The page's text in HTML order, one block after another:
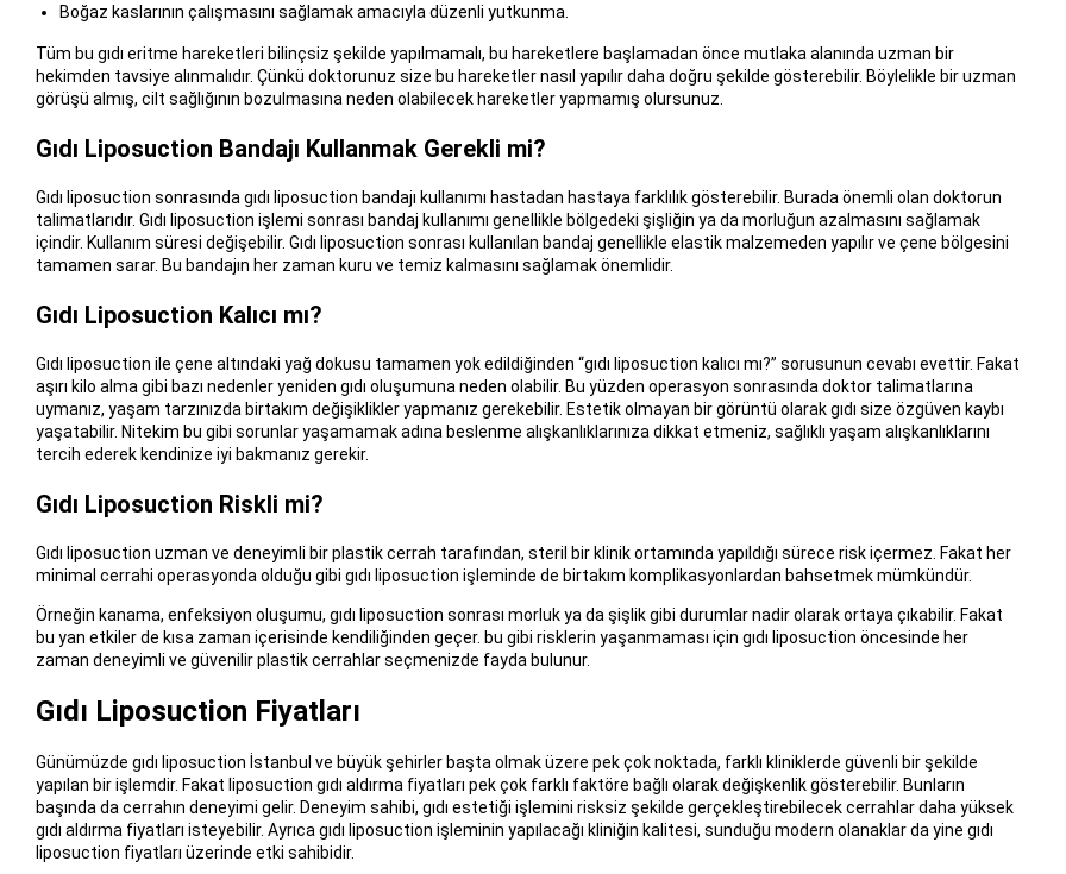
Boğaz kaslarının çalışmasını sağlamak amacıyla düzenli yutkunma.
Tüm bu gıdı eritme hareketleri bilinçsiz şekilde yapılmamalı, bu hareketlere başlamadan önce mutlaka alanında uzman bir
hekimden tavsiye alınmalıdır. Çünkü doktorunuz size bu hareketler nasıl yapılır daha doğru şekilde gösterebilir. Böylelikle bir uzman
görüşü almış, cilt sağlığının bozulmasına neden olabilecek hareketler yapmamış olursunuz.
Gıdı Liposuction Bandajı Kullanmak Gerekli mi?
Gıdı liposuction sonrasında gıdı liposuction bandajı kullanımı hastadan hastaya farklılık gösterebilir. Burada önemli olan doktorun
talimatlarıdır. Gıdı liposuction işlemi sonrası bandaj kullanımı genellikle bölgedeki şişliğin ya da morluğun azalmasını sağlamak
içindir. Kullanım süresi değişebilir. Gıdı liposuction sonrası kullanılan bandaj genellikle elastik malzemeden yapılır ve çene bölgesini
tamamen sarar. Bu bandajın her zaman kuru ve temiz kalmasını sağlamak önemlidir.
Gıdı Liposuction Kalıcı mı?
Gıdı liposuction ile çene altındaki yağ dokusu tamamen yok edildiğinden “gıdı liposuction kalıcı mı?” sorusunun cevabı evettir. Fakat
aşırı kilo alma gibi bazı nedenler yeniden gıdı oluşumuna neden olabilir. Bu yüzden operasyon sonrasında doktor talimatlarına
uymanız, yaşam tarzınızda birtakım değişiklikler yapmanız gerekebilir. Estetik olmayan bir görüntü olarak gıdı size özgüven kaybı
yaşatabilir. Nitekim bu gibi sorunlar yaşamamak adına beslenme alışkanlıklarınıza dikkat etmeniz, sağlıklı yaşam alışkanlıklarını
tercih ederek kendinize iyi bakmanız gerekir.
Gıdı Liposuction Riskli mi?
Gıdı liposuction uzman ve deneyimli bir plastik cerrah tarafından, steril bir klinik ortamında yapıldığı sürece risk içermez. Fakat her
minimal cerrahi operasyonda olduğu gibi gıdı liposuction işleminde de birtakım komplikasyonlardan bahsetmek mümkündür.
Örneğin kanama, enfeksiyon oluşumu, gıdı liposuction sonrası morluk ya da şişlik gibi durumlar nadir olarak ortaya çıkabilir. Fakat
bu yan etkiler de kısa zaman içerisinde kendiliğinden geçer. bu gibi risklerin yaşanmaması için gıdı liposuction öncesinde her
zaman deneyimli ve güvenilir plastik cerrahlar seçmenizde fayda bulunur.
Gıdı Liposuction Fiyatları
Günümüzde gıdı liposuction İstanbul ve büyük şehirler başta olmak üzere pek çok noktada, farklı kliniklerde güvenli bir şekilde
yapılan bir işlemdir. Fakat liposuction gıdı aldırma fiyatları pek çok farklı faktöre bağlı olarak değişkenlik gösterebilir. Bunların
başında da cerrahın deneyimi gelir. Deneyim sahibi, gıdı estetiği işlemini risksiz şekilde gerçekleştirebilecek cerrahlar daha yüksek
gıdı aldırma fiyatları isteyebilir. Ayrıca gıdı liposuction işleminin yapılacağı kliniğin kalitesi, sunduğu modern olanaklar da yine gıdı
liposuction fiyatları üzerinde etki sahibidir.